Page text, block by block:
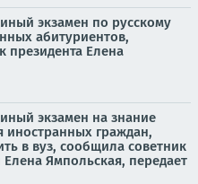
экзамен по русскому
абитуриентов,
президента Елена
экзамен на знание
иностранных граждан,
в вуз, сообщила советник
Елена Ямпольская, передает